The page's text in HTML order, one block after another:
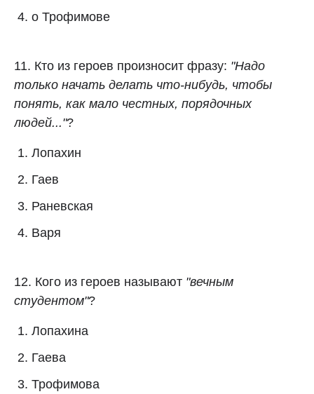
о Трофимове
11. Кто из героев произносит фразу: "Надо
только начать делать что‑нибудь, чтобы
понять, как мало честных, порядочных
людей..."?
Лопахин
Гаев
Раневская
Варя
12. Кого из героев называют "вечным
студентом"?
Лопахина
Гаева
Трофимова